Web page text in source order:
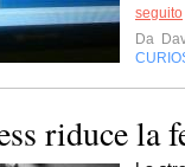
seguito
Da
riduce la